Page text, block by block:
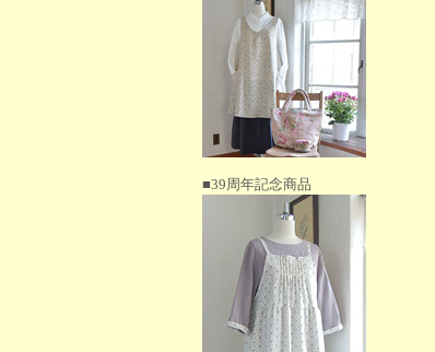
■39周年記念商品